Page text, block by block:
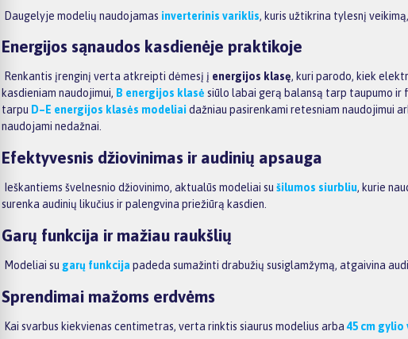
Daugelyje modelių naudojamas inverterinis variklis, kuris užtikrina tylesnį
Energijos sąnaudos kasdienėje praktikoje
Renkantis įrenginį verta atkreipti dėmesį į energijos klasę, kuri parodo, kiek
kasdieniam naudojimui, B energijos klasė siūlo labai gerą balansą tarp taupumo ir
tarpu D–E energijos klasės modeliaidažniau pasirenkami retesniam naudojimui
naudojami nedažnai.
Efektyvesnis džiovinimas ir audinių apsauga
Ieškantiems švelnesnio džiovinimo, aktualūs modeliai su šilumos siurbliu, kurie
surenka audinių likučius ir palengvina priežiūrą kasdien.
Garų funkcija ir mažiau raukšlių
Modeliai su garų funkcija padeda sumažinti drabužių susiglamžymą, atgaivina
Sprendimai mažoms erdvėms
Kai svarbus kiekvienas centimetras, verta rinktis siaurus modelius arba45 cm gylio